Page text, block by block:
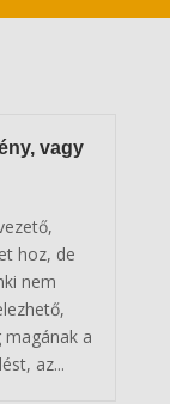
vagy
hoz, de
nem
a
az...